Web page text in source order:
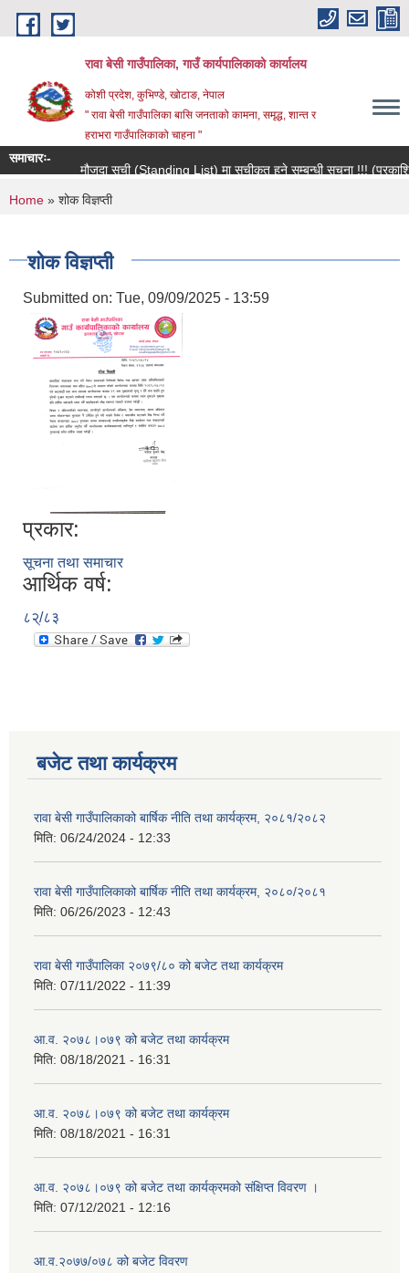
Skip to main content
रावा बेसी गाउँपालिका, गाउँ कार्यपालिकाको कार्यालय
कोशी प्रदेश, कुभिण्डे, खोटाङ, नेपाल
" रावा बेसी गाउँपालिका बासि जनताको कामना, समृद्ध, शान्त र
हराभरा गाउँपालिकाको चाहना "
समाचारः-
मौजुदा सूची (Standing List) मा सूचीकृत हुने सम्बन्धी सूचना !!! (प्रकाशित
You are here
Home » शोक विज्ञप्ती
शोक विज्ञप्ती
Submitted on: Tue, 09/09/2025 - 13:59
प्रकार:
सूचना तथा समाचार
आर्थिक वर्ष:
८२्/८३
बजेट तथा कार्यक्रम
रावा बेसी गाउँपालिकाको बार्षिक नीति तथा कार्यक्रम, २०८१/२०८२
मिति: 06/24/2024 - 12:33
रावा बेसी गाउँपालिकाको बार्षिक नीति तथा कार्यक्रम, २०८०/२०८१
मिति: 06/26/2023 - 12:43
रावा बेसी गाउँपालिका २०७९/८० को बजेट तथा कार्यक्रम
मिति: 07/11/2022 - 11:39
आ.व. २०७८।०७९ को बजेट तथा कार्यक्रम
मिति: 08/18/2021 - 16:31
आ.व. २०७८।०७९ को बजेट तथा कार्यक्रम
मिति: 08/18/2021 - 16:31
आ.व. २०७८।०७९ को बजेट तथा कार्यक्रमको संक्षिप्त विवरण ।
मिति: 07/12/2021 - 12:16
आ.व.२०७७/०७८ को बजेट विवरण